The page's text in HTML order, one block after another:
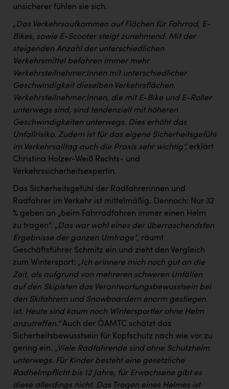
unsicherer fühlen sie sich.
„Das Verkehrsaufkommen auf Flächen für Fahrrad, E-
Bikes, sowie E-Scooter steigt zunehmend. Mit der
steigenden Anzahl der unterschiedlichen
Verkehrsmittel befahren immer mehr
Verkehrsteilnehmer:innen mit unterschiedlicher
Geschwindigkeit dieselben Verkehrsflächen.
Verkehrsteilnehmer:innen, die mit E-Bike und E-Roller
unterwegs sind, sind tendenziell mit höheren
Geschwindigkeiten unterwegs. Dies erhöht das
Unfallrisiko. Zudem ist für das eigene Sicherheitsgefühl
im Verkehrsalltag auch die Praxis sehr wichtig“, erklärt
Christina Holzer-Weiß Rechts- und
Verkehrssicherheitsexpertin.
Das Sicherheitsgefühl der Radfahrerinnen und
Radfahrer im Verkehr ist mittelmäßig. Dennoch: Nur 32
% geben an „beim Fahrradfahren immer einen Helm
zu tragen“. „Das war wohl eines der überraschendsten
Ergebnisse der ganzen Umfrage“, räumt
Geschäftsführer Schmitz ein und zieht den Vergleich
zum Wintersport: „Ich erinnere mich noch gut an die
Zeit, als aufgrund von mehreren schweren Unfällen
auf den Skipisten das Verantwortungsbewusstsein bei
den Skifahrern und Snowboardern enorm gestiegen
ist. Heute sind kaum noch Wintersportler ohne Helm
anzutreffen.“Auch der ÖAMTC schätzt das
Sicherheitsbewusstsein für Kopfschutz nach wie vor zu
gering ein. „Viele Radfahrende sind ohne Schutzhelm
unterwegs. Für Kinder besteht eine gesetzliche
Radhelmpflicht bis 12 Jahre, für Erwachsene gibt es
diese allerdings nicht. Das Tragen eines Helmes ist